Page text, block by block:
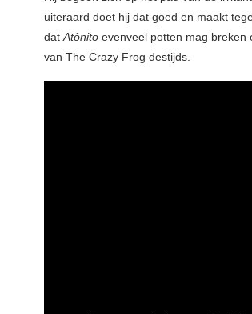
uiteraard doet hij dat goed en maakt
datAtônito evenveel potten mag breken
van The Crazy Frog destijds.